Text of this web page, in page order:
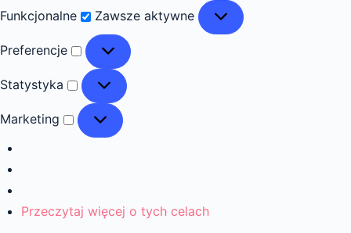
Funkcjonalne
Funkcjonalne
Zawsze aktywne
Preferencje Preferencje
Statystyka Statystyka
Marketing Marketing
Przeczytaj więcej o tych celach